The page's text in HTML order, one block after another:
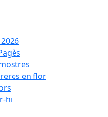
en flor
hi